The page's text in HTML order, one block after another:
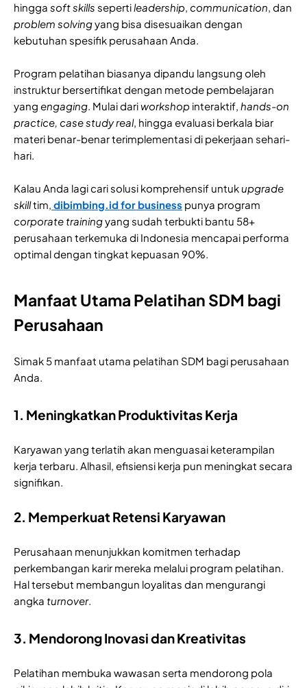
hingga soft skills sepertileadership, communication, dan
problem solvingyang bisa disesuaikan dengan
kebutuhan spesifik perusahaan Anda.
Program pelatihan biasanya dipandu langsung oleh
instruktur bersertifikat dengan metode pembelajaran
yang engaging. Mulai dariworkshop interaktif, hands-on
practice, case study real, hingga evaluasi berkala biar
materi benar-benar terimplementasi di pekerjaan sehari-
hari.
Kalau Anda lagi cari solusi komprehensif untukupgrade
skilltim, dibimbing.id for business punya program
corporate trainingyang sudah terbukti bantu 58+
perusahaan terkemuka di Indonesia mencapai performa
optimal dengan tingkat kepuasan 90%.
Manfaat Utama Pelatihan SDM bagi
Perusahaan
Simak 5 manfaat utama pelatihan SDM bagi perusahaan
Anda.
1. Meningkatkan Produktivitas Kerja
Karyawan yang terlatih akan menguasai keterampilan
kerja terbaru. Alhasil, efisiensi kerja pun meningkat secara
signifikan.
2. Memperkuat Retensi Karyawan
Perusahaan menunjukkan komitmen terhadap
perkembangan karir mereka melalui program pelatihan.
Hal tersebut membangun loyalitas dan mengurangi
angka turnover.
3. Mendorong Inovasi dan Kreativitas
Pelatihan membuka wawasan serta mendorong pola